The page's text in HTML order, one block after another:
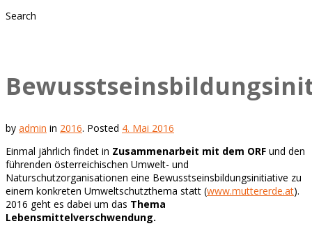
Search
by admin in 2016. Posted 4. Mai 2016
Einmal jährlich findet in Zusammenarbeit mit dem ORF und den
führenden österreichischen Umwelt- und
Naturschutzorganisationen eine Bewusstseinsbildungsinitiative zu
einem konkreten Umweltschutzthema statt (www.muttererde.at).
2016 geht es dabei um das Thema
Lebensmittelverschwendung.